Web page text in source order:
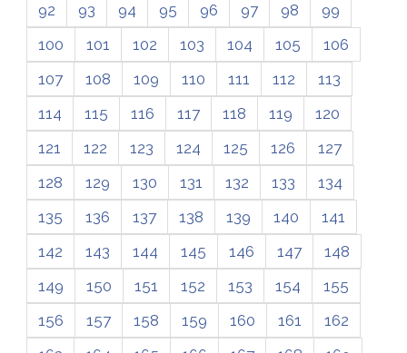
92
93 94 95 96 97 98
99
100
101 102 103 104 105
106
107
108 109 110 111 112
113
114
115 116 117 118 119
120
121
122 123 124 125 126
127
128
129 130 131 132 133
134
135
136 137 138 139 140
141
142
143 144 145 146 147
148
149
150 151 152 153 154
155
156
157 158 159 160 161
162